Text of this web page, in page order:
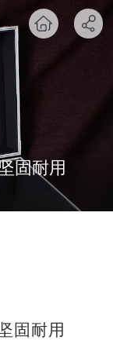
固耐用
固耐用